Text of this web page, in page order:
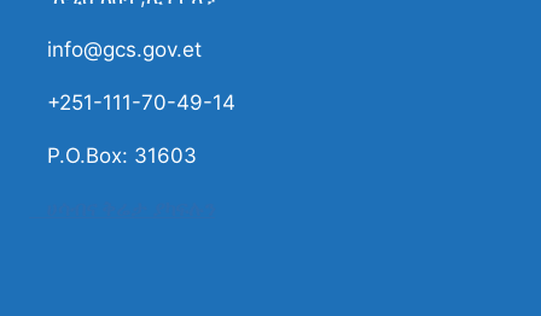
info@gcs.gov.et
+251-111-70-49-14
P.O.Box: 31603